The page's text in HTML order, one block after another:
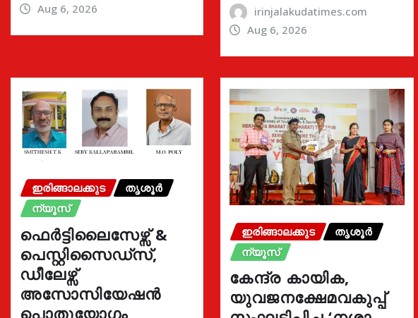
Aug 6, 2026
irinjalakudatimes.com
Aug 6, 2026
ഇരിങ്ങാലക്കുട
തൃശൂർ
ന്യൂസ്
ഫെർട്ടിലൈസേഴ്സ് &
പെസ്റ്റിസൈഡ്സ്,
ഡീലേഴ്സ്
അസോസിയേഷൻ
പൊതുയോഗം
ഇരിങ്ങാലക്കുട
തൃശൂർ
ന്യൂസ്
കേന്ദ്ര കായിക,
യുവജനക്ഷേമവകുപ്പ്